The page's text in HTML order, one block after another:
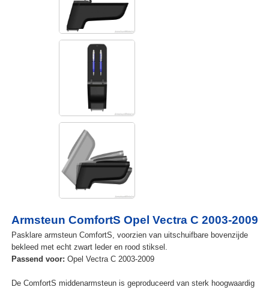
Armsteun ComfortS Opel Vectra C 2003-2009
Pasklare armsteun ComfortS, voorzien van uitschuifbare bovenzijde
bekleed met echt zwart leder en rood stiksel.
Passend voor: Opel Vectra C 2003-2009
De ComfortS middenarmsteun is geproduceerd van sterk hoogwaardig